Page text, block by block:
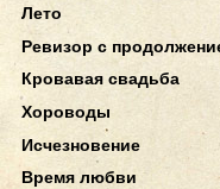
Лето
Ревизор с
Кровавая свадьба
Хороводы
Исчезновение
Время любви